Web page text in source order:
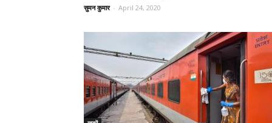
सुमन कुमार - April 24, 2020